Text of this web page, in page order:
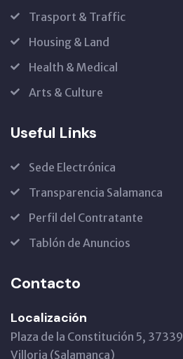
Trasport & Traffic
Housing & Land
Health & Medical
Arts & Culture
Useful Links
Sede Electrónica
Transparencia Salamanca
Perfil del Contratante
Tablón de Anuncios
Contacto
Localización
Plaza de la Constitución 5, 37339
Villoria (Salamanca)